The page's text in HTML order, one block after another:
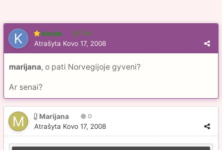
kicule 104
Atrašyta Kovo 17, 2008
marijana, o pati Norvegijoje gyveni?
Ar senai?
Marijana 0
Atrašyta Kovo 17, 2008